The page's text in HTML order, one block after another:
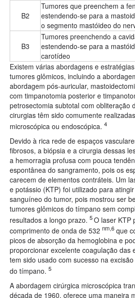
B2
Tumores que preenchem a
estendendo-se para a
o segmento mastóideo do
B3
Tumores preenchendo a
estendendo-se para a
carotídeo
Existem várias abordagens e
tumores glômicos, incluindo a
abordagem pós-auricular,
com timpanotomia posterior e
petrosectomia subtotal com obliteração
cirurgias têm sido comumente
microscópica ou endoscópica. 4
Devido à rica rede de espaços
fibrosos, a biópsia e a cirurgia dessas
a hemorragia profusa com pouca
espontânea do sangramento, pois os
carecem de elementos contráteis. Um
e potássio (KTP) foi utilizado para
sanguíneo do tumor, pois mostrou ser
tumores glômicos do tímpano sem
resultados a longo prazo. 5O laser KTP
comprimento de onda de 532 nm,6 que
picos de absorção da hemoglobina e
proporcionar excelente coagulação das
tem sido usado com sucesso na
do tímpano. 5
A abordagem cirúrgica microscópica
década de 1960, oferece uma maneira